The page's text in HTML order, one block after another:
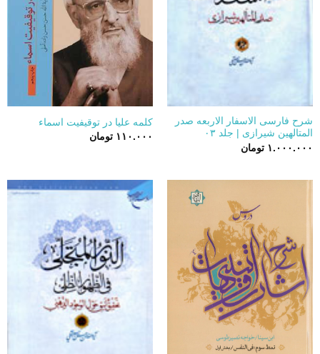
شرح فارسی الاسفار الاربعه صدر
المتالهین شیرازی | جلد ۰۳
۱.۰۰۰.۰۰۰ تومان
کلمه علیا در توقیفیت اسماء
۱۱۰.۰۰۰ تومان